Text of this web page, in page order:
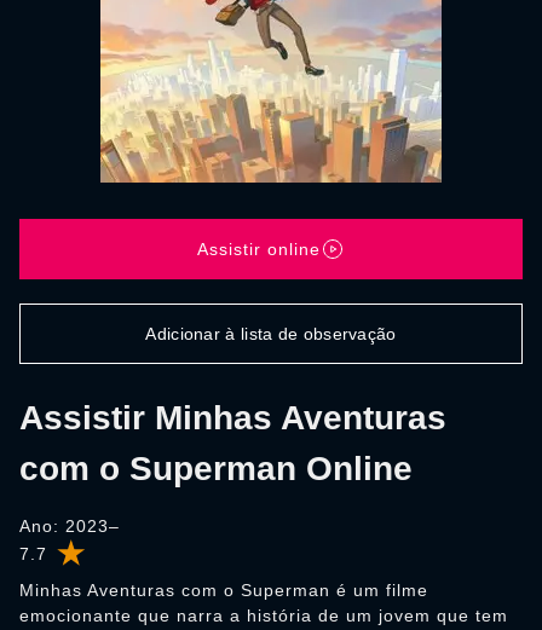
7.7
Assistir Minhas Aventuras
com o Superman Online
Ano: 2023–
Minhas Aventuras com o Superman é um filme
emocionante que narra a história de um jovem que tem
Assistir online
Adicionar à lista de observação